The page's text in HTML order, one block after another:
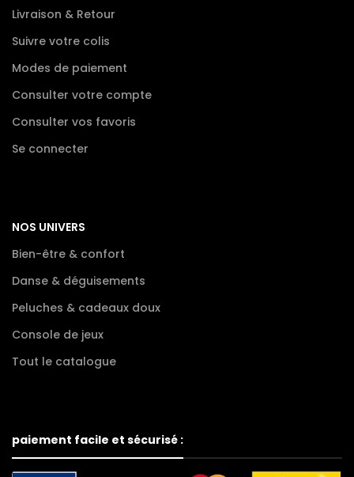
Livraison & Retour
Suivre votre colis
Modes de paiement
Consulter votre compte
Consulter vos favoris
Se connecter
NOS UNIVERS
Bien-être & confort
Danse & déguisements
Peluches & cadeaux doux
Console de jeux
Tout le catalogue
paiement facile et sécurisé :